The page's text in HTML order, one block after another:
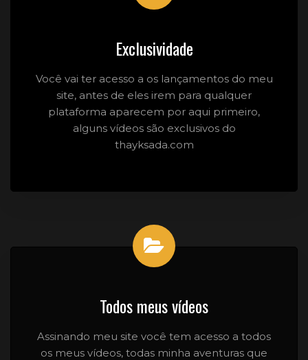
Exclusividade
Você vai ter acesso a os lançamentos do meu
site, antes de eles irem para qualquer
plataforma aparecem por aqui primeiro,
alguns vídeos são exclusivos do
thayksada.com
Todos meus vídeos
Assinando meu site você tem acesso a todos
os meus vídeos, todas minha aventuras que